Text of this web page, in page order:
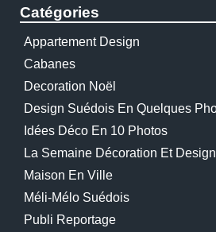
Catégories
Appartement Design
Cabanes
Decoration Noël
Design Suédois En Quelques
Idées Déco En 10 Photos
La Semaine Décoration Et Design
Maison En Ville
Méli-Mélo Suédois
Publi Reportage